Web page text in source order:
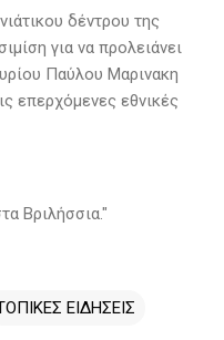
δέντρου της
για να προλειάνει
Παύλου Μαρινακη
επερχόμενες εθνικές
Βριλήσσια."
ΕΙΔΗΣΕΙΣ